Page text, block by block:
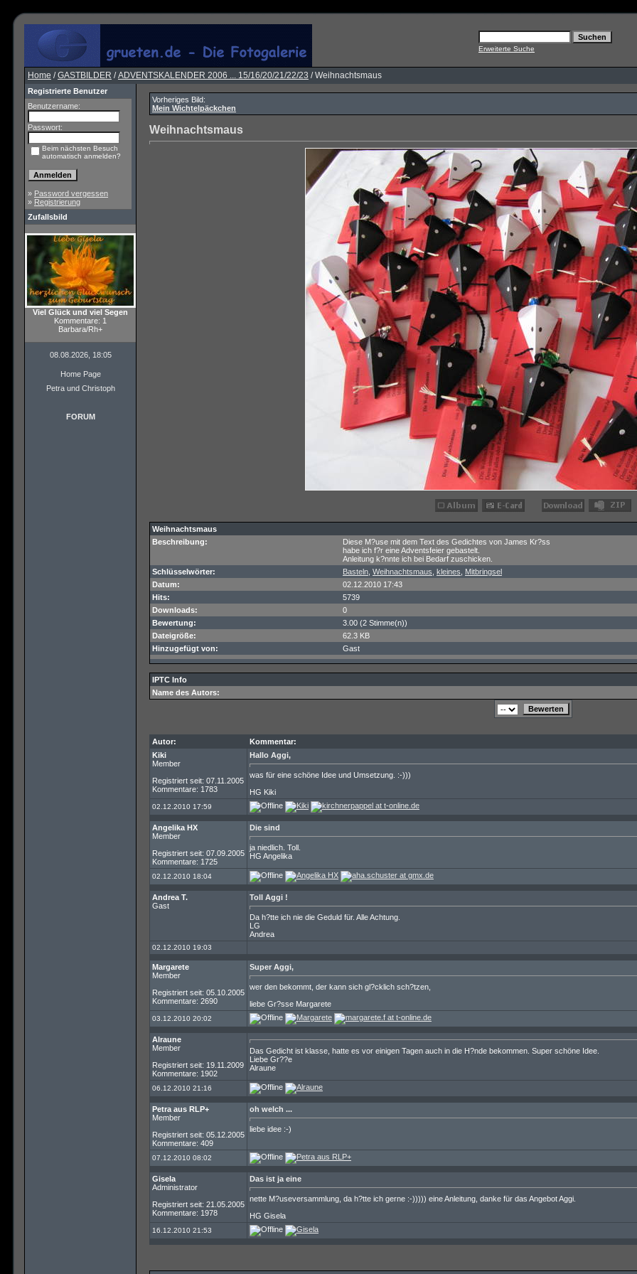
Erweiterte Suche
Home /GASTBILDER /ADVENTSKALENDER 2006 ... 15/16/20/21/22/23 / Weihnachtsmaus
Registrierte Benutzer
Benutzername:
Passwort:
Beim nächsten Besuch
automatisch anmelden?
» Password vergessen
» Registrierung
Zufallsbild
Viel Glück und viel Segen
Kommentare: 1
Barbara/Rh+
08.08.2026, 18:05
Home Page
Petra und Christoph
FORUM
Vorheriges Bild:
Mein Wichtelpäckchen
Weihnachtsmaus
Weihnachtsmaus
Beschreibung:
Diese M?use mit dem Text des Gedichtes von James Kr?ss
habe ich f?r eine Adventsfeier gebastelt.
Anleitung k?nnte ich bei Bedarf zuschicken.
Schlüsselwörter:
Basteln Weihnachtsmaus kleines
Mitbringsel
Datum:
02.12.2010 17:43
Hits:
5739
Downloads:
0
Bewertung:
3.00 (2 Stimme(n))
Dateigröße:
62.3 KB
Hinzugefügt von:
Gast
IPTC Info
Name des Autors:
Autor:
Kommentar:
Kiki
Member
Registriert seit: 07.11.2005
Kommentare: 1783
Hallo Aggi,
was für eine schöne Idee und Umsetzung. :-)))
HG Kiki
02.12.2010 17:59
Angelika HX
Member
Registriert seit: 07.09.2005
Kommentare: 1725
Die sind
ja niedlich. Toll.
HG Angelika
02.12.2010 18:04
Andrea T.
Gast
Toll Aggi !
Da h?tte ich nie die Geduld für. Alle Achtung.
LG
Andrea
02.12.2010 19:03
Margarete
Member
Registriert seit: 05.10.2005
Kommentare: 2690
Super Aggi,
wer den bekommt, der kann sich gl?cklich sch?tzen,
liebe Gr?sse Margarete
03.12.2010 20:02
Alraune
Member
Registriert seit: 19.11.2009
Kommentare: 1902
Das Gedicht ist klasse, hatte es vor einigen Tagen auch in die H?nde bekommen. Super schöne Idee.
Liebe Gr??e
Alraune
06.12.2010 21:16
Petra aus RLP+
Member
Registriert seit: 05.12.2005
Kommentare: 409
oh welch ...
liebe idee :-)
07.12.2010 08:02
Gisela
Administrator
Registriert seit: 21.05.2005
Kommentare: 1978
Das ist ja eine
nette M?useversammlung, da h?tte ich gerne :-))))) eine Anleitung, danke für das Angebot Aggi.
HG Gisela
16.12.2010 21:53